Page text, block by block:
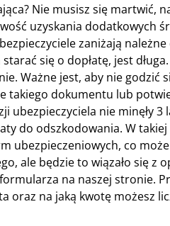
Nie musisz się martwić,
uzyskania dodatkowych
zaniżają
się o dopłatę, jest
Ważne jest, aby nie godzić
takiego dokumentu lub
ubezpieczyciela nie minęły 3
do odszkodowania. W
ubezpieczeniowych, co
ale będzie to wiązało się z
na naszej stronie.
oraz na jaką kwotę możesz